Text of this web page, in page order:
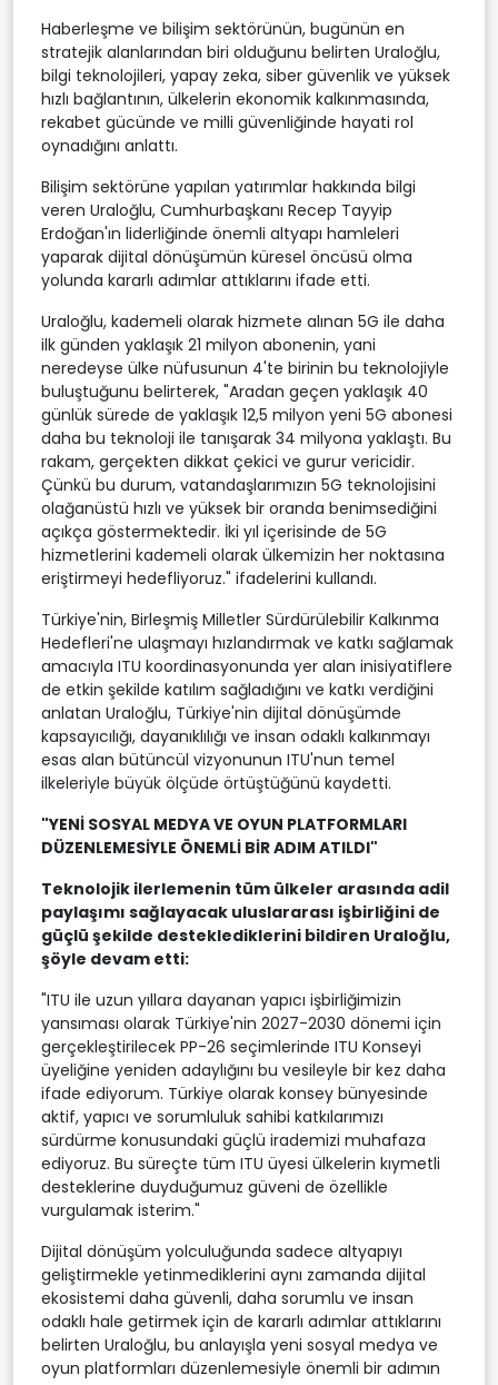
Haberleşme ve bilişim sektörünün, bugünün en
stratejik alanlarından biri olduğunu belirten Uraloğlu,
bilgi teknolojileri, yapay zeka, siber güvenlik ve yüksek
hızlı bağlantının, ülkelerin ekonomik kalkınmasında,
rekabet gücünde ve milli güvenliğinde hayati rol
oynadığını anlattı.
Bilişim sektörüne yapılan yatırımlar hakkında bilgi
veren Uraloğlu, Cumhurbaşkanı Recep Tayyip
Erdoğan'ın liderliğinde önemli altyapı hamleleri
yaparak dijital dönüşümün küresel öncüsü olma
yolunda kararlı adımlar attıklarını ifade etti.
Uraloğlu, kademeli olarak hizmete alınan 5G ile daha
ilk günden yaklaşık 21 milyon abonenin, yani
neredeyse ülke nüfusunun 4'te birinin bu teknolojiyle
buluştuğunu belirterek, "Aradan geçen yaklaşık 40
günlük sürede de yaklaşık 12,5 milyon yeni 5G abonesi
daha bu teknoloji ile tanışarak 34 milyona yaklaştı. Bu
rakam, gerçekten dikkat çekici ve gurur vericidir.
Çünkü bu durum, vatandaşlarımızın 5G teknolojisini
olağanüstü hızlı ve yüksek bir oranda benimsediğini
açıkça göstermektedir. İki yıl içerisinde de 5G
hizmetlerini kademeli olarak ülkemizin her noktasına
eriştirmeyi hedefliyoruz." ifadelerini kullandı.
Türkiye'nin, Birleşmiş Milletler Sürdürülebilir Kalkınma
Hedefleri'ne ulaşmayı hızlandırmak ve katkı sağlamak
amacıyla ITU koordinasyonunda yer alan inisiyatiflere
de etkin şekilde katılım sağladığını ve katkı verdiğini
anlatan Uraloğlu, Türkiye'nin dijital dönüşümde
kapsayıcılığı, dayanıklılığı ve insan odaklı kalkınmayı
esas alan bütüncül vizyonunun ITU'nun temel
ilkeleriyle büyük ölçüde örtüştüğünü kaydetti.
"YENİ SOSYAL MEDYA VE OYUN PLATFORMLARI
DÜZENLEMESİYLE ÖNEMLİ BİR ADIM ATILDI"
Teknolojik ilerlemenin tüm ülkeler arasında adil
paylaşımı sağlayacak uluslararası işbirliğini de
güçlü şekilde desteklediklerini bildiren Uraloğlu,
şöyle devam etti:
"ITU ile uzun yıllara dayanan yapıcı işbirliğimizin
yansıması olarak Türkiye'nin 2027-2030 dönemi için
gerçekleştirilecek PP-26 seçimlerinde ITU Konseyi
üyeliğine yeniden adaylığını bu vesileyle bir kez daha
ifade ediyorum. Türkiye olarak konsey bünyesinde
aktif, yapıcı ve sorumluluk sahibi katkılarımızı
sürdürme konusundaki güçlü irademizi muhafaza
ediyoruz. Bu süreçte tüm ITU üyesi ülkelerin kıymetli
desteklerine duyduğumuz güveni de özellikle
vurgulamak isterim."
Dijital dönüşüm yolculuğunda sadece altyapıyı
geliştirmekle yetinmediklerini aynı zamanda dijital
ekosistemi daha güvenli, daha sorumlu ve insan
odaklı hale getirmek için de kararlı adımlar attıklarını
belirten Uraloğlu, bu anlayışla yeni sosyal medya ve
oyun platformları düzenlemesiyle önemli bir adımın